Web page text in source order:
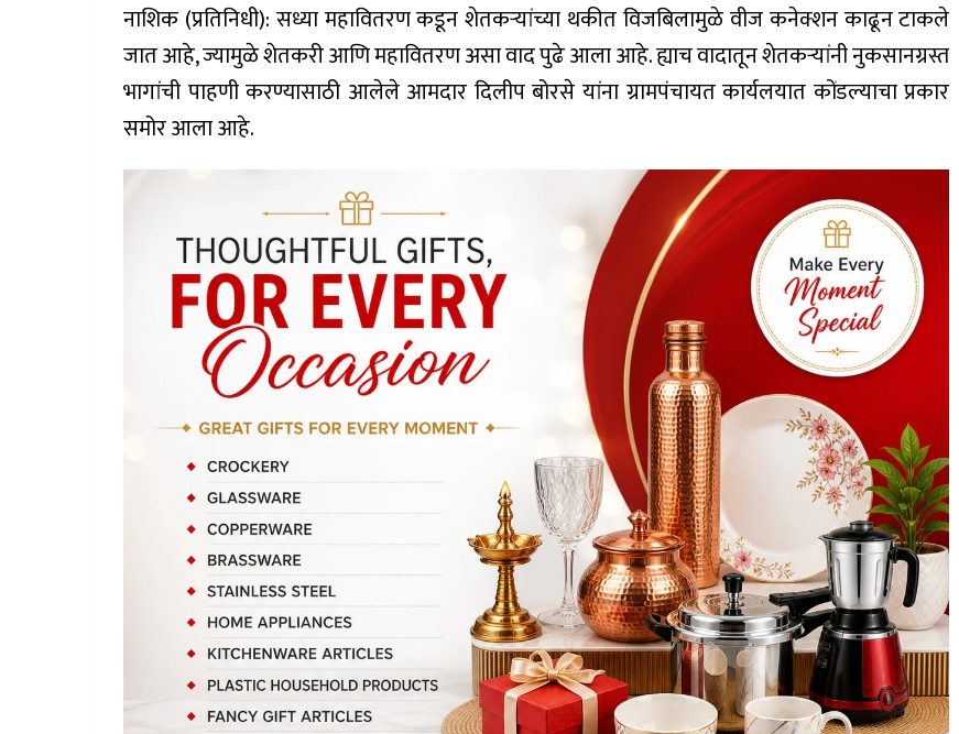
नाशिक (प्रतिनिधी): सध्या महावितरण कडून शेतकऱ्यांच्या थकीत विजबिलामुळे वीज कनेक्शन काढून टाकले
जात आहे, ज्यामुळे शेतकरी आणि महावितरण असा वाद पुढे आला आहे. ह्याच वादातून शेतकऱ्यांनी नुकसानग्रस्त
भागांची पाहणी करण्यासाठी आलेले आमदार दिलीप बोरसे यांना ग्रामपंचायत कार्यलयात कोंडल्याचा प्रकार
समोर आला आहे.